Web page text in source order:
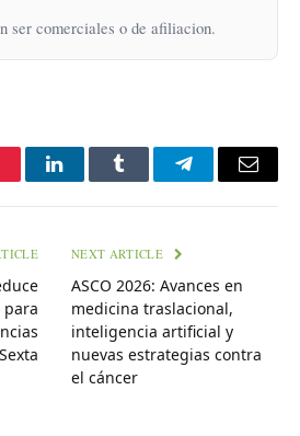
ser comerciales o de afiliacion.
LinkedInTumblr TelegramEmail
para
NEXT ARTICLE
ASCO 2026: Avances en
medicina traslacional,
inteligencia artificial y
nuevas estrategias contra
el cáncer